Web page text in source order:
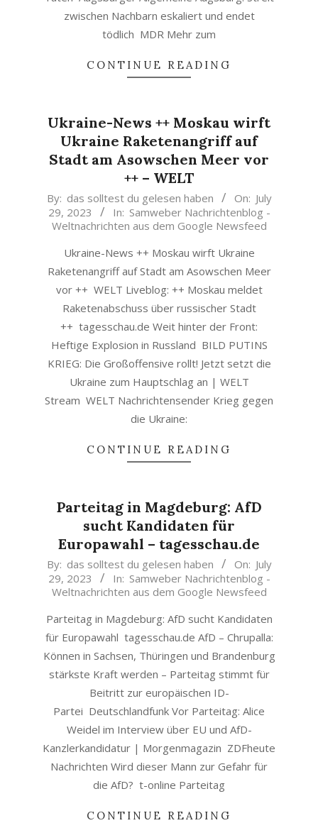
zwischen Nachbarn eskaliert und endet
tödlich MDR Mehr zum
CONTINUE READING
Ukraine-News ++ Moskau wirft
Ukraine Raketenangriff auf
Stadt am Asowschen Meer vor
++ – WELT
2023-
07-
29
By: das solltest du gelesen haben On: July
29, 2023
In: Samweber Nachrichtenblog -
Weltnachrichten aus dem Google Newsfeed
Ukraine-News ++ Moskau wirft Ukraine
Raketenangriff auf Stadt am Asowschen Meer
vor ++ WELT Liveblog: ++ Moskau meldet
Raketenabschuss über russischer Stadt
++ tagesschau.de Weit hinter der Front:
Heftige Explosion in Russland BILD PUTINS
KRIEG: Die Großoffensive rollt! Jetzt setzt die
Ukraine zum Hauptschlag an | WELT
Stream WELT Nachrichtensender Krieg gegen
die Ukraine:
CONTINUE READING
Parteitag in Magdeburg: AfD
sucht Kandidaten für
Europawahl – tagesschau.de
2023-
07-
29
By: das solltest du gelesen haben On: July
29, 2023
In: Samweber Nachrichtenblog -
Weltnachrichten aus dem Google Newsfeed
Parteitag in Magdeburg: AfD sucht Kandidaten
für Europawahl tagesschau.de AfD – Chrupalla:
Können in Sachsen, Thüringen und Brandenburg
stärkste Kraft werden – Parteitag stimmt für
Beitritt zur europäischen ID-
Partei Deutschlandfunk Vor Parteitag: Alice
Weidel im Interview über EU und AfD-
Kanzlerkandidatur | Morgenmagazin ZDFheute
Nachrichten Wird dieser Mann zur Gefahr für
die AfD? t-online Parteitag
CONTINUE READING